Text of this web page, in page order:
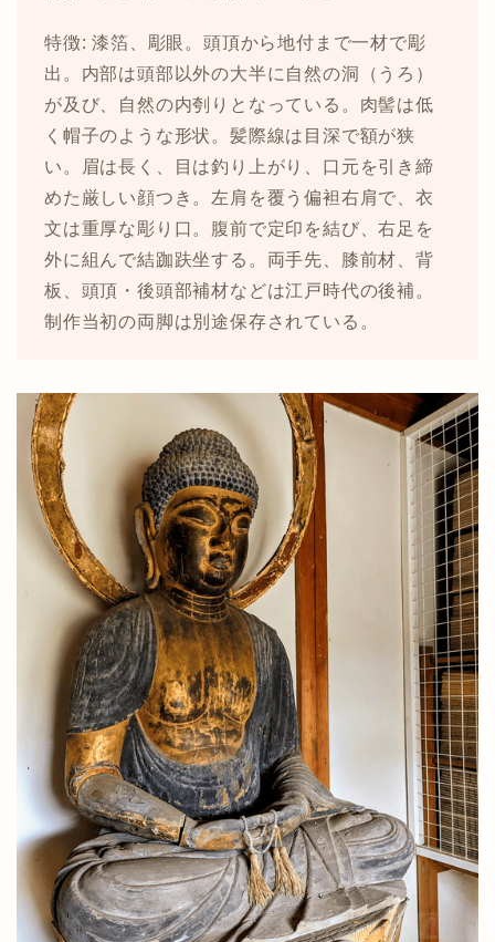
特徴: 漆箔、彫眼。頭頂から地付まで一材で彫
出。内部は頭部以外の大半に自然の洞（うろ）
が及び、自然の内刳りとなっている。肉髻は低
く帽子のような形状。髪際線は目深で額が狭
い。眉は長く、目は釣り上がり、口元を引き締
めた厳しい顔つき。左肩を覆う偏袒右肩で、衣
文は重厚な彫り口。腹前で定印を結び、右足を
外に組んで結跏趺坐する。両手先、膝前材、背
板、頭頂・後頭部補材などは江戸時代の後補。
制作当初の両脚は別途保存されている。